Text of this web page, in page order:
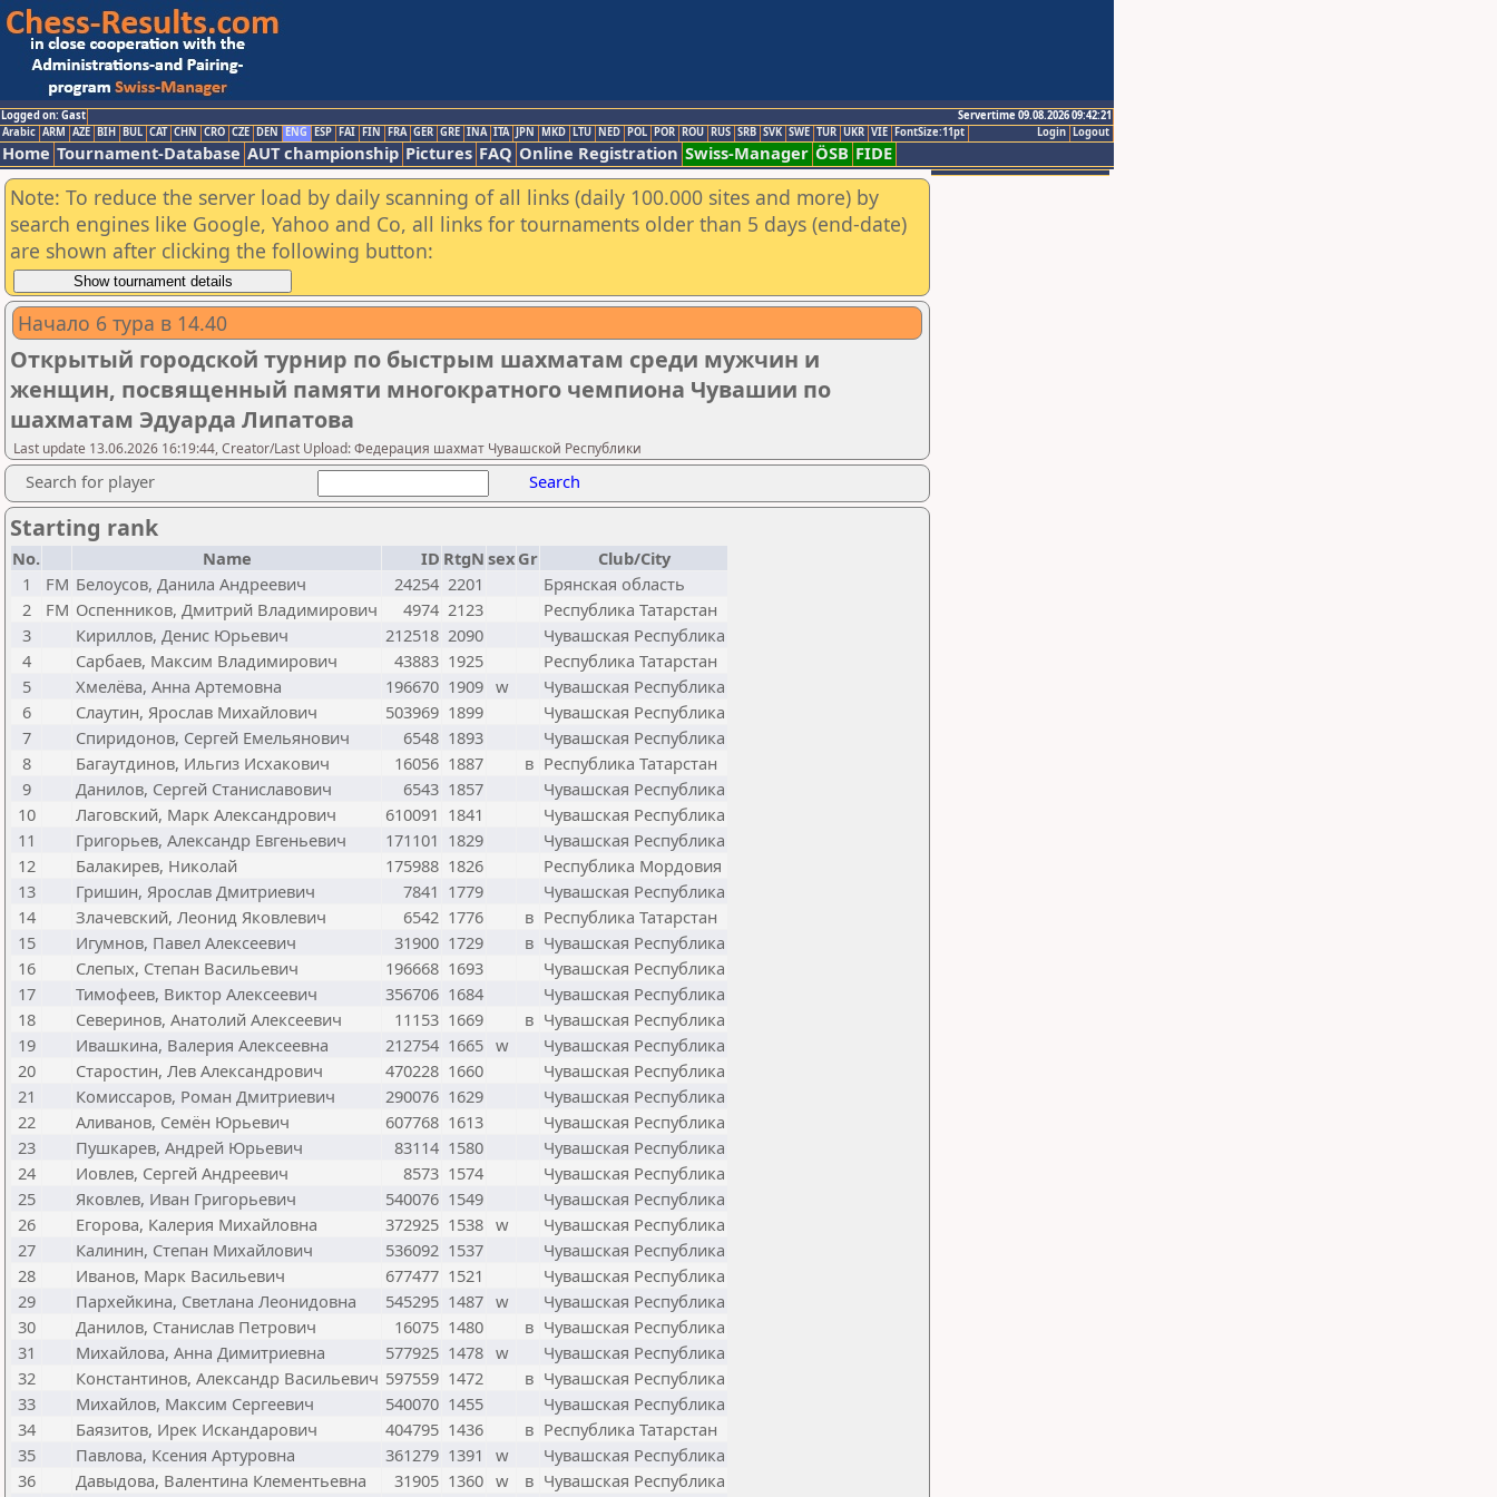
Logged on: Gast
Servertime 09.08.2026 09:42:21
Logout
Login
Arabic ARM AZE BIH BUL CAT CHN CRO CZE DEN ENG ESP FAI FIN FRA GER GRE INA ITA JPN MKD LTU NED POL POR ROU RUS SRB SVK SWE TUR UKR VIE FontSize:11pt
Home Tournament-Database AUT championship Pictures FAQ Online Registration Swiss-Manager ÖSB FIDE
Note: To reduce the server load by daily scanning of all links (daily 100.000 sites and more) by
search engines like Google, Yahoo and Co, all links for tournaments older than 5 days (end-date)
are shown after clicking the following button:
Начало 6 тура в 14.40
Открытый городской турнир по быстрым шахматам среди мужчин и
женщин, посвященный памяти многократного чемпиона Чувашии по
шахматам Эдуарда Липатова
Last update 13.06.2026 16:19:44, Creator/Last Upload: Федерация шахмат Чувашской Республики
Search for player Search
Starting rank
No. Name ID RtgN sex Gr
Club/City
1
FM Белоусов, Данила Андреевич 24254 2201
Брянская область
2
FM Оспенников, Дмитрий Владимирович 4974 2123
Республика Татарстан
3
Кириллов, Денис Юрьевич 212518 2090
Чувашская Республика
4
Сарбаев, Максим Владимирович 43883 1925
Республика Татарстан
5
Хмелёва, Анна Артемовна 196670 1909 w
Чувашская Республика
6
Слаутин, Ярослав Михайлович 503969 1899
Чувашская Республика
7
Спиридонов, Сергей Емельянович 6548 1893
Чувашская Республика
8
Багаутдинов, Ильгиз Исхакович 16056 1887 в Республика Татарстан
9
Данилов, Сергей Станиславович 6543 1857
Чувашская Республика
10
Лаговский, Марк Александрович 610091 1841
Чувашская Республика
11
Григорьев, Александр Евгеньевич 171101 1829
Чувашская Республика
12
Балакирев, Николай 175988 1826
Республика Мордовия
13
Гришин, Ярослав Дмитриевич 7841 1779
Чувашская Республика
14
Злачевский, Леонид Яковлевич 6542 1776 в Республика Татарстан
15
Игумнов, Павел Алексеевич 31900 1729 в Чувашская Республика
16
Слепых, Степан Васильевич 196668 1693
Чувашская Республика
17
Тимофеев, Виктор Алексеевич 356706 1684
Чувашская Республика
18
Северинов, Анатолий Алексеевич 11153 1669 в Чувашская Республика
19
Ивашкина, Валерия Алексеевна 212754 1665 w
Чувашская Республика
20
Старостин, Лев Александрович 470228 1660
Чувашская Республика
21
Комиссаров, Роман Дмитриевич 290076 1629
Чувашская Республика
22
Аливанов, Семён Юрьевич 607768 1613
Чувашская Республика
23
Пушкарев, Андрей Юрьевич 83114 1580
Чувашская Республика
24
Иовлев, Сергей Андреевич 8573 1574
Чувашская Республика
25
Яковлев, Иван Григорьевич 540076 1549
Чувашская Республика
26
Егорова, Калерия Михайловна 372925 1538 w
Чувашская Республика
27
Калинин, Степан Михайлович 536092 1537
Чувашская Республика
28
Иванов, Марк Васильевич 677477 1521
Чувашская Республика
29
Пархейкина, Светлана Леонидовна 545295 1487 w
Чувашская Республика
30
Данилов, Станислав Петрович 16075 1480 в Чувашская Республика
31
Михайлова, Анна Димитриевна 577925 1478 w
Чувашская Республика
32
Константинов, Александр Васильевич 597559 1472 в Чувашская Республика
33
Михайлов, Максим Сергеевич 540070 1455
Чувашская Республика
34
Баязитов, Ирек Искандарович 404795 1436 в Республика Татарстан
35
Павлова, Ксения Артуровна 361279 1391 w
Чувашская Республика
36
Давыдова, Валентина Клементьевна 31905 1360 w в Чувашская Республика